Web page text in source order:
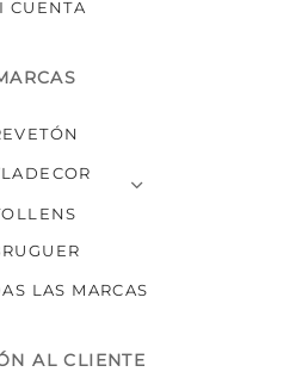
CUENTA
LAS MARCAS
AL CLIENTE